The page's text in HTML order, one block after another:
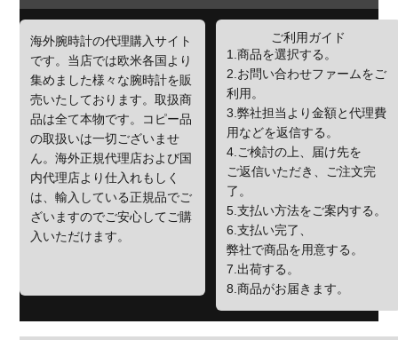
海外腕時計の代理購入サイト
です。当店では欧米各国より
集めました様々な腕時計を販
売いたしております。取扱商
品は全て本物です。コピー品
の取扱いは一切ございませ
ん。海外正規代理店および国
内代理店より仕入れもしく
は、輸入している正規品でご
ざいますのでご安心してご購
入いただけます。
ご利用ガイド
1.商品を選択する。
2.お問い合わせファームをご
利用。
3.弊社担当より金額と代理費
用などを返信する。
4.ご検討の上、届け先を
ご返信いただき、ご注文完
了。
5.支払い方法をご案内する。
6.支払い完了、
弊社で商品を用意する。
7.出荷する。
8.商品がお届きます。